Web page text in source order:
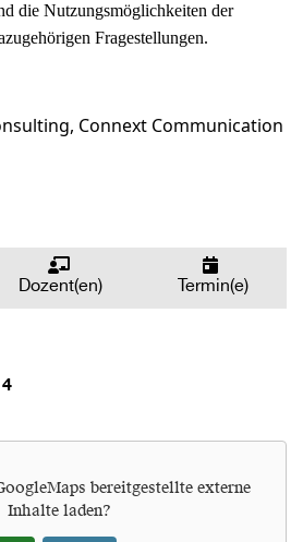
die Nutzungsmöglichkeiten der
Fragestellungen.
Connext Communication
Dozent(en) Termin(e)
bereitgestellte externe
Inhalte laden?